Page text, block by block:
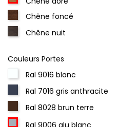
Chêne foncé
Chêne nuit
Couleurs Portes
Ral 9016 blanc
Ral 7016 gris anthracite
Ral 8028 brun terre
Ral 9006 alu blanc